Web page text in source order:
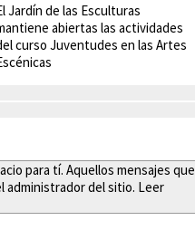
Jardín de las Esculturas
abiertas las actividades
curso Juventudes en las Artes
para tí. Aquellos mensajes que
administrador del sitio. Leer